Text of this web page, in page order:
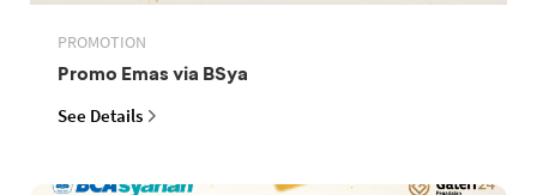
PROMOTION
Promo Emas via BSya
See Details